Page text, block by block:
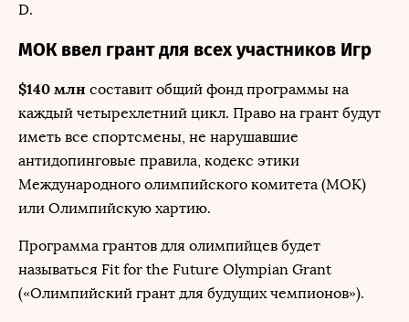
D.
МОК ввел грант для всех участников Игр
$140 млн составит общий фонд программы на
каждый четырехлетний цикл. Право на грант будут
иметь все спортсмены, не нарушавшие
антидопинговые правила, кодекс этики
Международного олимпийского комитета (МОК)
или Олимпийскую хартию.
Программа грантов для олимпийцев будет
называться Fit for the Future Olympian Grant
(«Олимпийский грант для будущих чемпионов»).